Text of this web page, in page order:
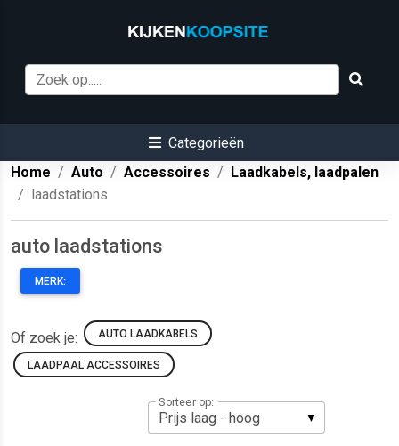
Categorieën
Home
Auto Accessoires
Laadkabels, laadpalen
laadstations
auto laadstations
MERK:
Of zoek je: AUTO LAADKABELS
LAADPAAL ACCESSOIRES
Sorteer op: